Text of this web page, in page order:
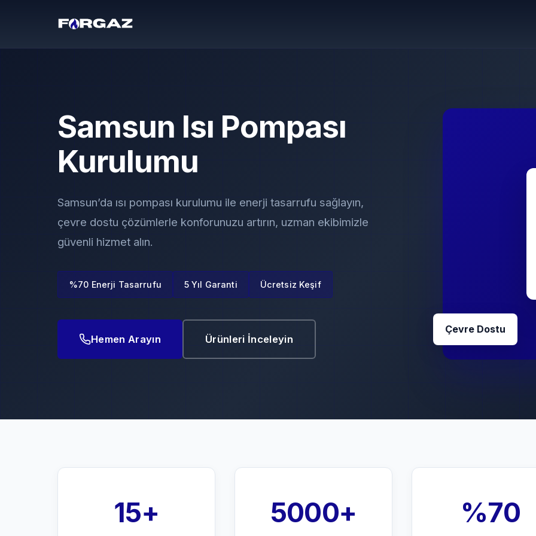
Samsun Isı Pompası
Kurulumu
Samsun’da ısı pompası kurulumu ile enerji tasarrufu sağlayın,
çevre dostu çözümlerle konforunuzu artırın, uzman ekibimizle
güvenli hizmet alın.
%70 Enerji Tasarrufu 5 Yıl Garanti Ücretsiz Keşif
Hemen Arayın Ürünleri İnceleyin
Çevre Dostu
15+ 5000+ %70